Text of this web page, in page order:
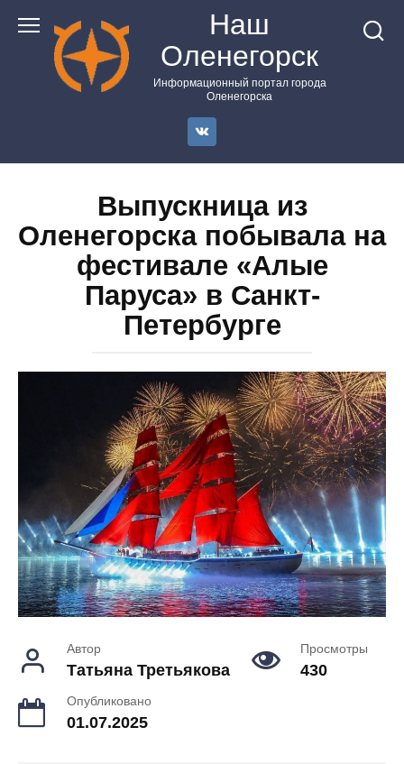
контенту
Наш
Оленегорск
Информационный портал города
Оленегорска
Выпускница из
Оленегорска побывала на
фестивале «Алые
Паруса» в Санкт-
Петербурге
Автор
Татьяна Третьякова
Просмотры
430
Опубликовано
01.07.2025